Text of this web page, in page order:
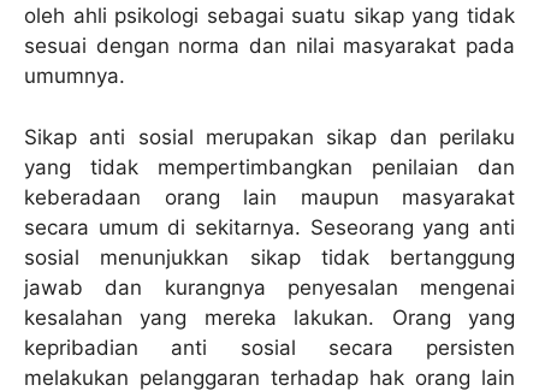
oleh ahli psikologi sebagai suatu sikap yang tidak
sesuai dengan norma dan nilai masyarakat pada
umumnya.
Sikap anti sosial merupakan sikap dan perilaku
yang tidak mempertimbangkan penilaian dan
keberadaan orang lain maupun masyarakat
secara umum di sekitarnya. Seseorang yang anti
sosial menunjukkan sikap tidak bertanggung
jawab dan kurangnya penyesalan mengenai
kesalahan yang mereka lakukan. Orang yang
kepribadian anti sosial secara persisten
melakukan pelanggaran terhadap hak orang lain